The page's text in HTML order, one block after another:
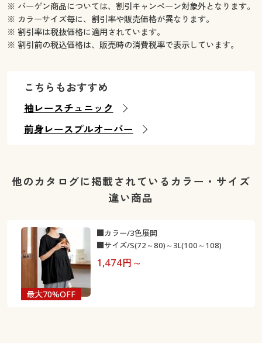
※ バーゲン商品については、割引キャンペーン対象外となります。
※ カラーサイズ毎に、割引率や販売価格が異なります。
※ 割引率は税抜価格に適用されています。
※ 割引前の税込価格は、販売時の消費税率で表示しています。
こちらもおすすめ
袖レースチュニック
前身レースプルオーバー
他のカタログに掲載されているカラー・サイズ
違い商品
最大70%OFF
1,474円～
■カラー/3色展開
■サイズ/S(72～80)～3L(100～108)